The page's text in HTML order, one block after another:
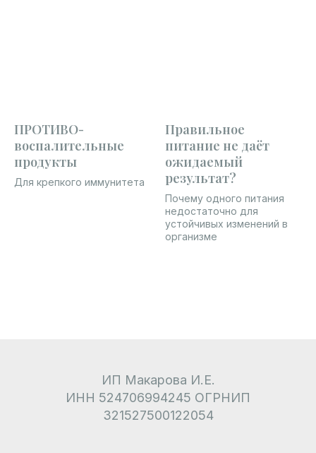
ПРОТИВО­
воспалительные
продукты
Для крепкого иммунитета
Правильное
питание не даёт
ожидаемый
результат?
Почему одного питания
недостаточно для
устойчивых изменений в
организме
ИП Макарова И.Е.
ИНН 524706994245 ОГРНИП
321527500122054